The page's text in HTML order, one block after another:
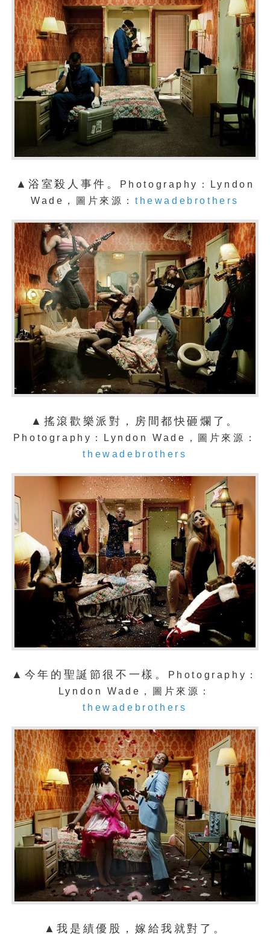
▲浴室殺人事件。
Photography：Lyndon
Wade，圖片來源： thewadebrothers
▲搖滾歡樂派對，房間都快砸爛了。
Photography：Lyndon Wade，圖片來源：
thewadebrothers
▲今年的聖誕節很不一樣。
Photography：
Lyndon Wade，圖片來源：
thewadebrothers
▲我是績優股，嫁給我就對了。